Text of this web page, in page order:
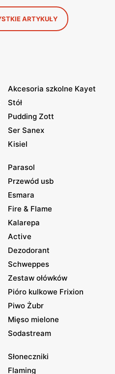
ARTYKUŁY
Akcesoria szkolne Kayet
Stół
Pudding Zott
Ser Sanex
Kisiel
Parasol
Przewód usb
Esmara
Fire & Flame
Kalarepa
Active
Dezodorant
Schweppes
Zestaw ołówków
Pióro kulkowe Frixion
Piwo Żubr
Mięso mielone
Sodastream
Słoneczniki
Flaming